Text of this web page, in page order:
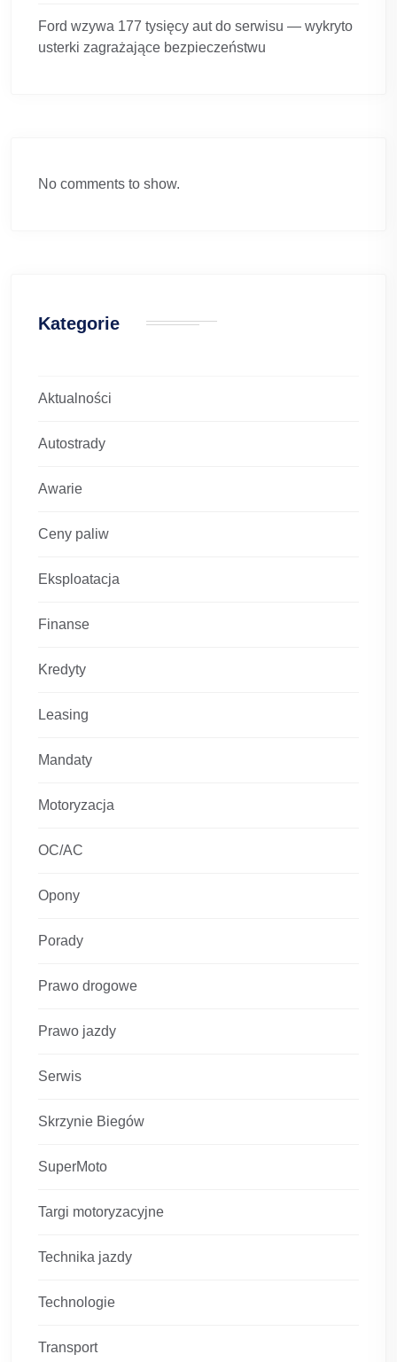
Ford wzywa 177 tysięcy aut do serwisu — wykryto
usterki zagrażające bezpieczeństwu
No comments to show.
Kategorie
Aktualności
Autostrady
Awarie
Ceny paliw
Eksploatacja
Finanse
Kredyty
Leasing
Mandaty
Motoryzacja
OC/AC
Opony
Porady
Prawo drogowe
Prawo jazdy
Serwis
Skrzynie Biegów
SuperMoto
Targi motoryzacyjne
Technika jazdy
Technologie
Transport